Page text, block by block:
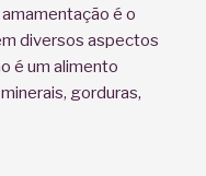
é o
diversos aspectos
é um alimento
gorduras,